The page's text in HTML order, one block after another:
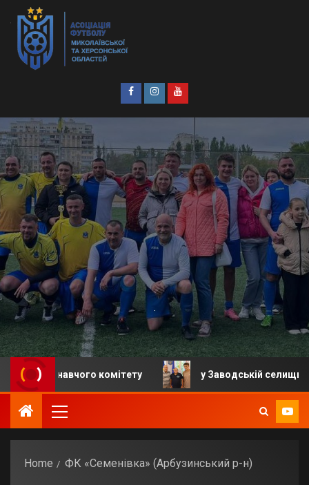
комітету у Заводській селищній
Home ФК «Семенівка» (Арбузинський р-н)